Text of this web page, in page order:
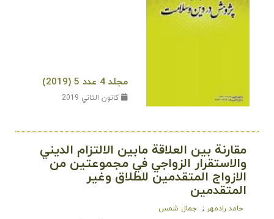
مجلد 4 عدد 5 (2019)
كانون الثاني 2019
مقارنة بين العلاقة مابين الالتزام الديني
والاستقرار الزواجي في مجموعتين من
الازواج المتقدمين للطلاق وغير
المتقدمين
حامد رادمهر
جمال شمس